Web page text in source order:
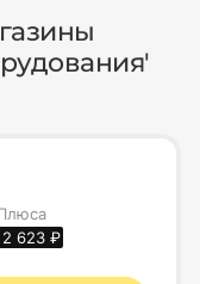
2 623 ₽